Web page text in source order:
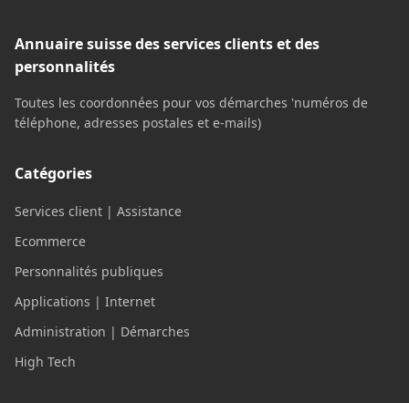
Annuaire suisse des services clients et des
personnalités
Toutes les coordonnées pour vos démarches 'numéros de
téléphone, adresses postales et e-mails)
Catégories
Services client | Assistance
Ecommerce
Personnalités publiques
Applications | Internet
Administration | Démarches
High Tech